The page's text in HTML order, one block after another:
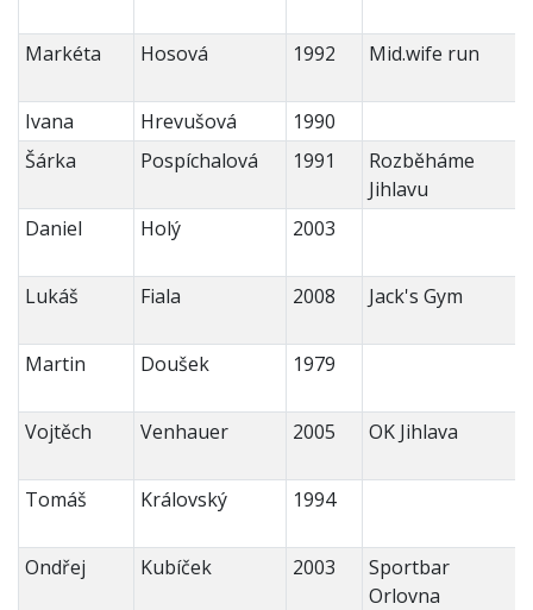
Markéta Hosová 1992 Mid.wife run
Ivana Hrevušová
1990
Šárka
Pospíchalová 1991
Rozběháme
Jihlavu
Daniel
Holý 2003
Lukáš Fiala 2008 Jack's Gym
Martin Doušek 1979
Vojtěch Venhauer 2005 OK Jihlava
Tomáš Královský 1994
Ondřej Kubíček 2003
Sportbar
Orlovna